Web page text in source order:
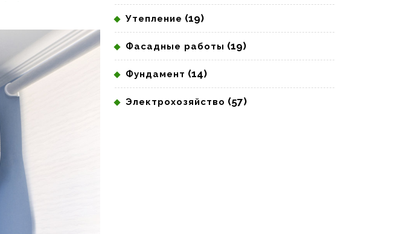
Утепление (19)
Фасадные работы (19)
Фундамент (14)
Электрохозяйство (57)